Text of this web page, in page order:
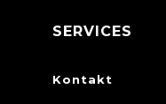
SERVICES
Kontakt